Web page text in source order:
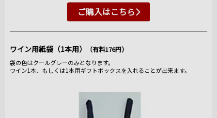
ご購入はこちら
ワイン用紙袋（1本用） （有料176円）
袋の色はクールグレーのみとなります。
ワイン1本、もしくは1本用ギフトボックスを入れることが出来ます。